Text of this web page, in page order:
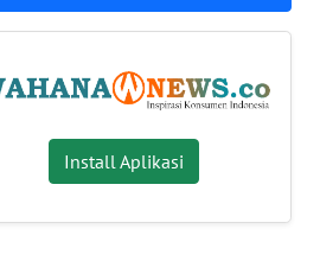
Install Aplikasi